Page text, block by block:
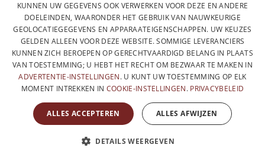
KUNNEN UW GEGEVENS OOK VERWERKEN VOOR DEZE EN ANDERE
DOELEINDEN, WAARONDER HET GEBRUIK VAN NAUWKEURIGE
GEOLOCATIEGEGEVENS EN APPARAATEIGENSCHAPPEN. UW KEUZES
GELDEN ALLEEN VOOR DEZE WEBSITE. SOMMIGE LEVERANCIERS
KUNNEN ZICH BEROEPEN OP GERECHTVAARDIGD BELANG IN PLAATS
VAN TOESTEMMING; U HEBT HET RECHT OM BEZWAAR TE MAKEN IN
ADVERTENTIE-INSTELLINGEN. U KUNT UW TOESTEMMING OP ELK
MOMENT INTREKKEN IN COOKIE-INSTELLINGEN. PRIVACYBELEID
ALLES ACCEPTEREN ALLES AFWIJZEN
DETAILS WEERGEVEN